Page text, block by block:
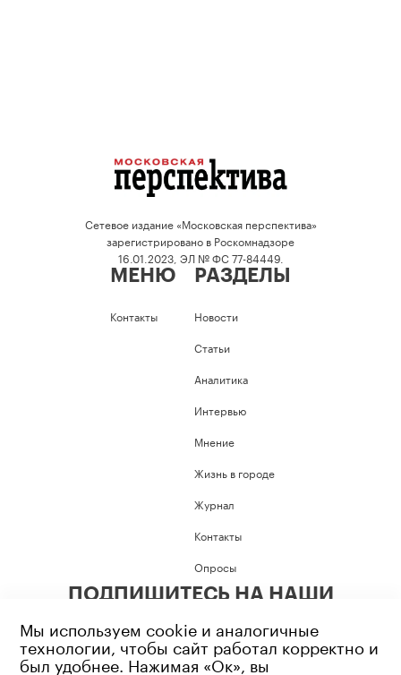
Сетевое издание «Московская перспектива»
зарегистрировано в Роскомнадзоре
16.01.2023, ЭЛ № ФС 77-84449.
МЕНЮ
Контакты
РАЗДЕЛЫ
Новости
Статьи
Аналитика
Интервью
Мнение
Жизнь в городе
Журнал
Контакты
Опросы
ПОДПИШИТЕСЬ НА НАШИ
Мы используем cookie и аналогичные
технологии, чтобы сайт работал корректно и
был удобнее. Нажимая «Ок», вы